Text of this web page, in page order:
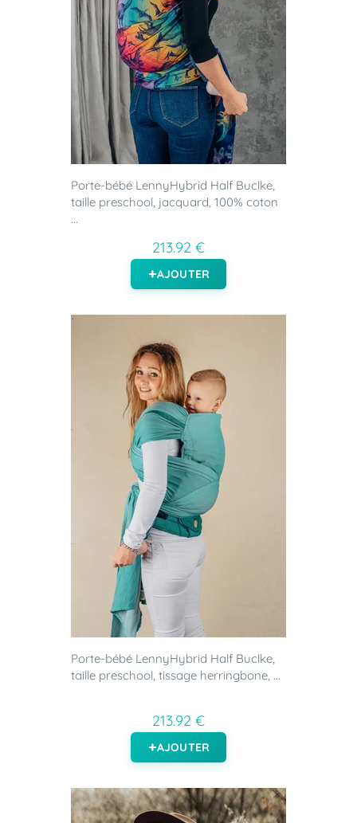
Porte-bébé LennyHybrid Half Buclke,
taille preschool, jacquard, 100% coton
...
213.92 €
AJOUTER
Porte-bébé LennyHybrid Half Buclke,
taille preschool, tissage herringbone, ...
213.92 €
AJOUTER